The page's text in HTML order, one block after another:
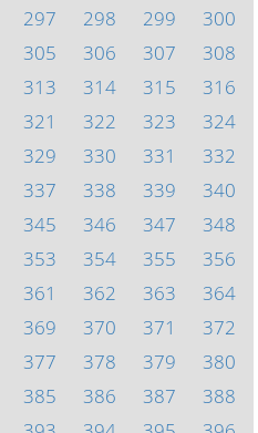
297 298 299
300
305 306 307
308
313 314 315
316
321 322 323
324
329 330 331
332
337 338 339
340
345 346 347
348
353 354 355
356
361 362 363
364
369 370 371
372
377 378 379
380
385 386 387
388